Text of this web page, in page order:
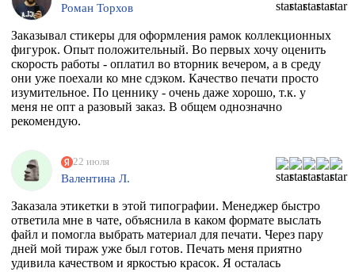
Роман Торхов
Заказывал стикеры для оформления рамок коллекционных
фигурок. Опыт положительный. Во первых хочу оценить
скорость работы - оплатил во вторник вечером, а в среду
они уже поехали ко мне сдэком. Качество печати просто
изумительное. По ценнику - очень даже хорошо, т.к. у
меня не опт а разовый заказ. В общем однозначно
рекомендую.
22 июля
Валентина Л.
Заказала этикетки в этой типографии. Менеджер быстро
ответила мне в чате, объяснила в каком формате выслать
файл и помогла выбрать материал для печати. Через пару
дней мой тираж уже был готов. Печать меня приятно
удивила качеством и яркостью красок. Я осталась